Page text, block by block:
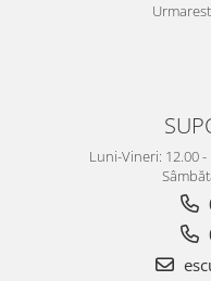
Luni-Vineri: 12.00